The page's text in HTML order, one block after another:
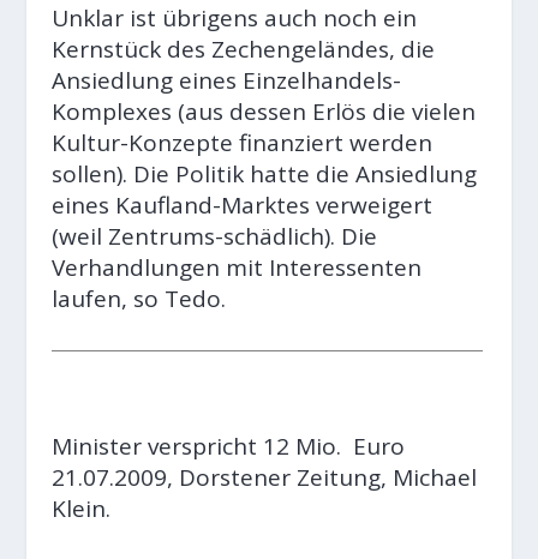
Unklar ist übrigens auch noch ein
Kernstück des Zechengeländes, die
Ansiedlung eines Einzelhandels-
Komplexes (aus dessen Erlös die vielen
Kultur-Konzepte finanziert werden
sollen). Die Politik hatte die Ansiedlung
eines Kaufland-Marktes verweigert
(weil Zentrums-schädlich). Die
Verhandlungen mit Interessenten
laufen, so Tedo.
Minister verspricht 12 Mio. Euro
21.07.2009, Dorstener Zeitung, Michael
Klein.